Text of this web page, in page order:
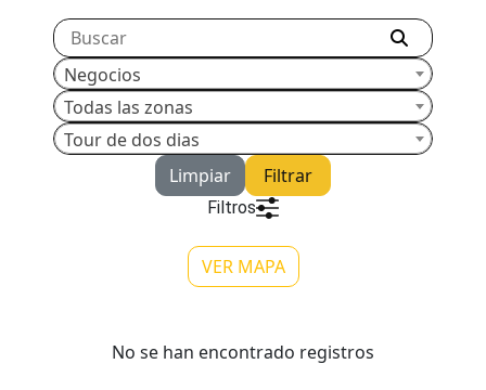
Filtros
Negocios
Todas las zonas
Tour de dos dias
Limpiar
Filtrar
VER MAPA
No se han encontrado registros